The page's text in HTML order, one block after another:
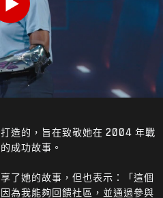
Play
造的，旨在致敬她在 2004 年戰
成功故事。
了她的故事，但也表示：「這個
為我能夠回饋社區，並通過參與